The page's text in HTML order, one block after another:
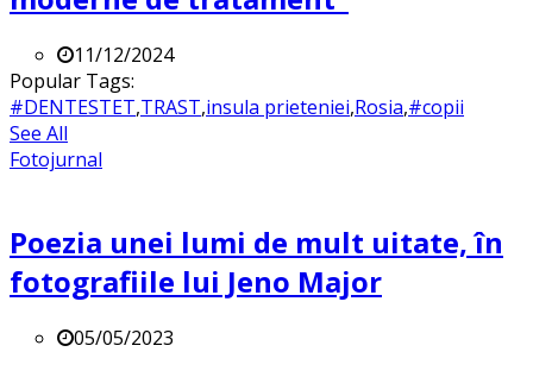
11/12/2024
Popular Tags:
#DENTESTET,TRAST,insula prieteniei,Rosia,#copii
See All
Fotojurnal
Poezia unei lumi de mult uitate, în
fotografiile lui Jeno Major
05/05/2023